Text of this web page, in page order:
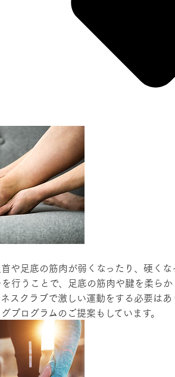
や足底の筋肉が弱くなったり、硬く
行うことで、足底の筋肉や腱を柔ら
スクラブで激しい運動をする必要は
プログラムのご提案もしています。